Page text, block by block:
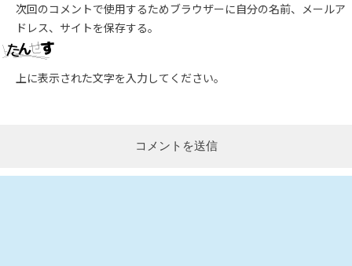
次回のコメントで使用するためブラウザーに自分の名前、メールア
ドレス、サイトを保存する。
上に表示された文字を入力してください。